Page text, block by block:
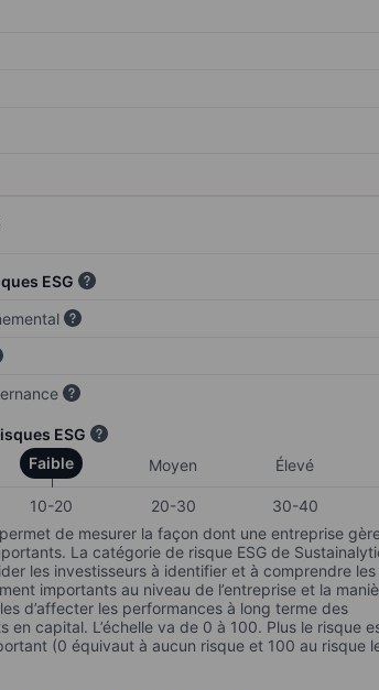
ESG
ESG
Faible Moyen Élevé
10-20 20-30 30-40
de mesurer la façon dont une entreprise
La catégorie de risque ESG de
les investisseurs à identifier et à comprendre
importants au niveau de l’entreprise et la
d’affecter les performances à long terme des
en capital. L’échelle va de 0 à 100. Plus le risque
(0 équivaut à aucun risque et 100 au risque